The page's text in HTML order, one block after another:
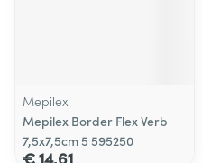
Mepilex
Mepilex Border Flex Verb
7,5x7,5cm 5 595250
€ 14,61